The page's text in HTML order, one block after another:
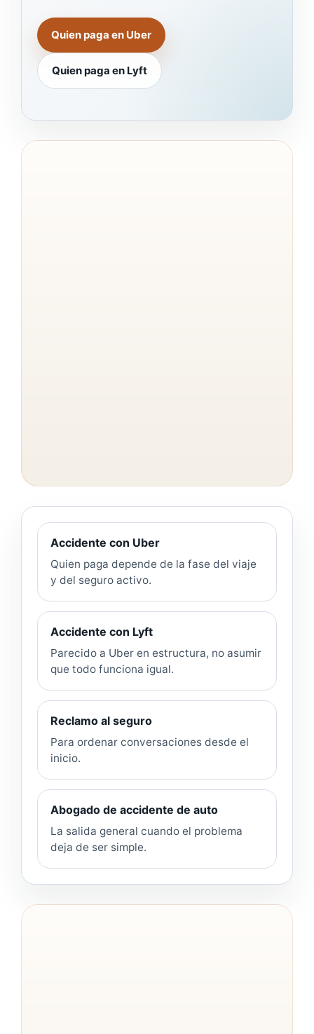
Quien paga en Uber
Quien paga en Lyft
Accidente con Uber
Quien paga depende de la fase del viaje
y del seguro activo.
Accidente con Lyft
Parecido a Uber en estructura, no asumir
que todo funciona igual.
Reclamo al seguro
Para ordenar conversaciones desde el
inicio.
Abogado de accidente de auto
La salida general cuando el problema
deja de ser simple.